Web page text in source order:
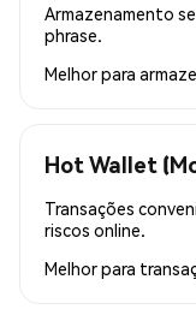
Armazenamento
phrase.
Melhor para
Hot Wallet
Transações
riscos online.
Melhor para